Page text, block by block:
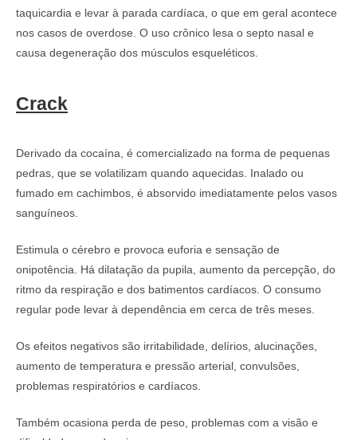
taquicardia e levar à parada cardíaca, o que em geral acontece
nos casos de overdose. O uso crônico lesa o septo nasal e
causa degeneração dos músculos esqueléticos.
Crack
Derivado da cocaína, é comercializado na forma de pequenas
pedras, que se volatilizam quando aquecidas. Inalado ou
fumado em cachimbos, é absorvido imediatamente pelos vasos
sanguíneos.
Estimula o cérebro e provoca euforia e sensação de
onipotência. Há dilatação da pupila, aumento da percepção, do
ritmo da respiração e dos batimentos cardíacos. O consumo
regular pode levar à dependência em cerca de três meses.
Os efeitos negativos são irritabilidade, delírios, alucinações,
aumento de temperatura e pressão arterial, convulsões,
problemas respiratórios e cardíacos.
Também ocasiona perda de peso, problemas com a visão e